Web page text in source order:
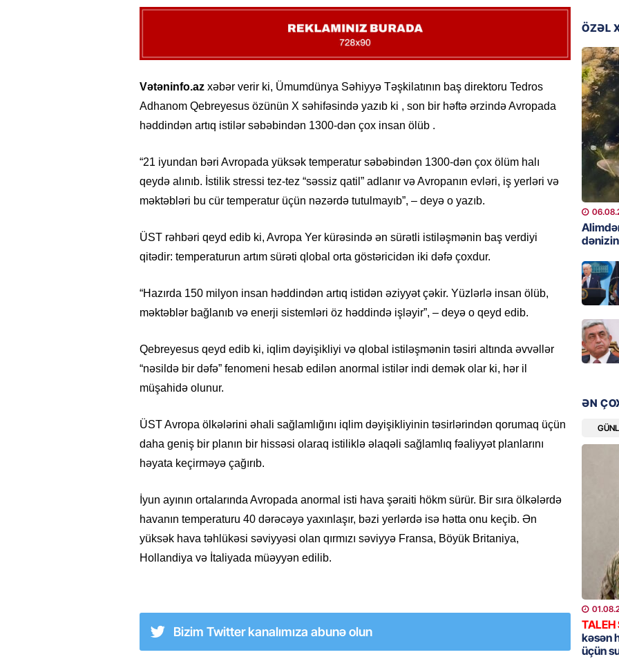
Vətəninfo.az xəbər verir ki, Ümumdünya Səhiyyə Təşkilatının baş direktoru Tedros
Adhanom Qebreyesus özünün X səhifəsində yazıb ki , son bir həftə ərzində Avropada
həddindən artıq istilər səbəbindən 1300-dən çox insan ölüb .
“21 iyundan bəri Avropada yüksək temperatur səbəbindən 1300-dən çox ölüm halı
qeydə alınıb. İstilik stressi tez-tez “səssiz qatil” adlanır və Avropanın evləri, iş yerləri və
məktəbləri bu cür temperatur üçün nəzərdə tutulmayıb”, – deyə o yazıb.
ÜST rəhbəri qeyd edib ki, Avropa Yer kürəsində ən sürətli istiləşmənin baş verdiyi
qitədir: temperaturun artım sürəti qlobal orta göstəricidən iki dəfə çoxdur.
“Hazırda 150 milyon insan həddindən artıq istidən əziyyət çəkir. Yüzlərlə insan ölüb,
məktəblər bağlanıb və enerji sistemləri öz həddində işləyir”, – deyə o qeyd edib.
Qebreyesus qeyd edib ki, iqlim dəyişikliyi və qlobal istiləşmənin təsiri altında əvvəllər
“nəsildə bir dəfə” fenomeni hesab edilən anormal istilər indi demək olar ki, hər il
müşahidə olunur.
ÜST Avropa ölkələrini əhali sağlamlığını iqlim dəyişikliyinin təsirlərindən qorumaq üçün
daha geniş bir planın bir hissəsi olaraq istiliklə əlaqəli sağlamlıq fəaliyyət planlarını
həyata keçirməyə çağırıb.
İyun ayının ortalarında Avropada anormal isti hava şəraiti hökm sürür. Bir sıra ölkələrdə
havanın temperaturu 40 dərəcəyə yaxınlaşır, bəzi yerlərdə isə hətta onu keçib. Ən
yüksək hava təhlükəsi səviyyəsi olan qırmızı səviyyə Fransa, Böyük Britaniya,
Hollandiya və İtaliyada müəyyən edilib.
Bizim Twitter kanalımıza abunə olun
GÜNDƏM
etdiyi
DOSYE
GÜNDƏM
David
bağlı
DÜNYA
əl-
YAP
GÜNDƏM
Tramp
ÖZƏL
ƏN
TALEH
kəsən
üçün